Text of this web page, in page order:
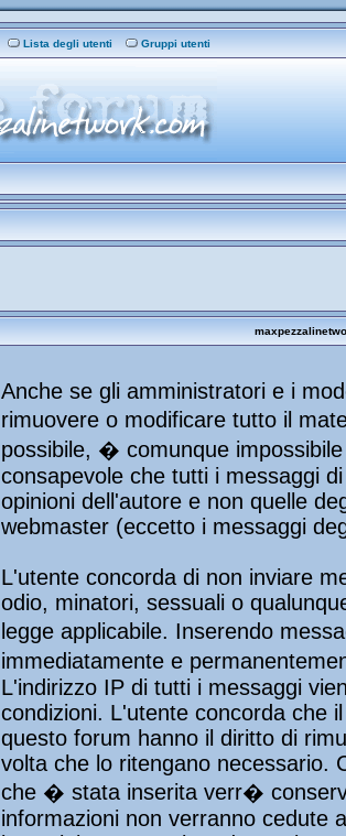
Lista degli utenti Gruppi utenti
Anche se gli amministratori e i
rimuovere o modificare tutto il
possibile, � comunque
consapevole che tutti i messaggi
opinioni dell'autore e non quelle
webmaster (eccetto i messaggi
L'utente concorda di non inviare
odio, minatori, sessuali o
legge applicabile. Inserendo
immediatamente e
L'indirizzo IP di tutti i messaggi
condizioni. L'utente concorda che
questo forum hanno il diritto di
volta che lo ritengano necessario.
che � stata inserita verr�
informazioni non verranno cedute